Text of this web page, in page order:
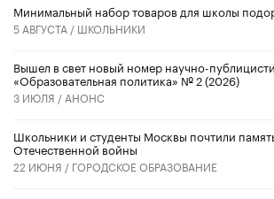
Минимальный набор товаров для школы
5 АВГУСТА / ШКОЛЬНИКИ
Вышел в свет новый номер научно-
«Образовательная политика» № 2 (2026)
3 ИЮЛЯ / АНОНС
Школьники и студенты Москвы почтили
Отечественной войны
22 ИЮНЯ / ГОРОДСКОЕ ОБРАЗОВАНИЕ